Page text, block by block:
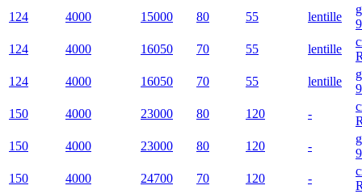
124
4000 15000 80 55 lentille
124
4000 16050 70 55 lentille
124
4000 16050 70 55 lentille
150
4000 23000 80 120 -
150
4000 23000 80 120 -
150
4000 24700 70 120 -